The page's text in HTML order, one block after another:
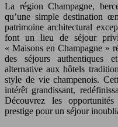
La région Champagne,
qu’une simple destination
patrimoine architectural
font un lieu de séjour
« Maisons en Champagne »
des séjours authentiques
alternative aux hôtels
style de vie champenois.
intérêt grandissant,
Découvrez les
prestige pour un séjour